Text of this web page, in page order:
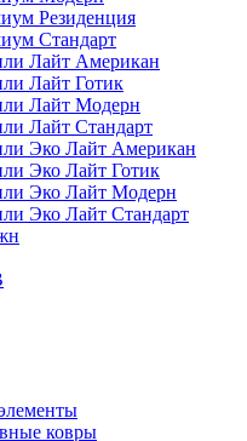
Резиденция
Стандарт
Лайт Американ
Лайт Готик
Лайт Модерн
Лайт Стандарт
Эко Лайт Американ
Эко Лайт Готик
Эко Лайт Модерн
Эко Лайт Стандарт
ковры